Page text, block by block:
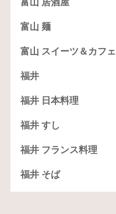
富山 居酒屋
富山 麺
富山 スイーツ＆カフェ
福井
福井 日本料理
福井 すし
福井 フランス料理
福井 そば